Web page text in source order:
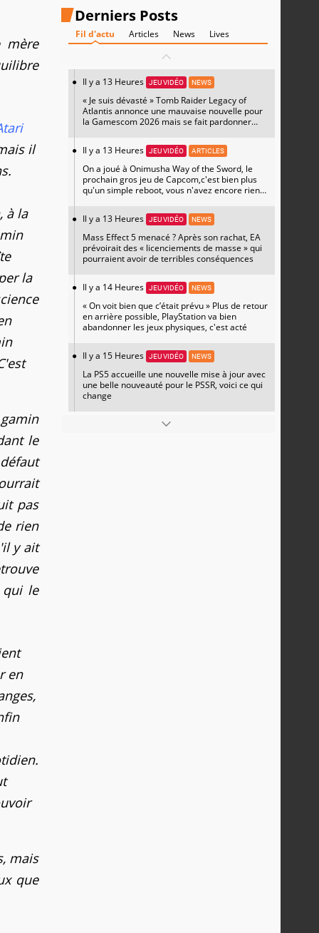
mère
il
à la
la
le
pas
rien
y ait
le
en
mais
que
Derniers Posts
Fil d'actu Articles News Lives
Il y a 13 Heures JEU VIDÉO NEWS
« Je suis dévasté » Tomb Raider Legacy of
Atlantis annonce une mauvaise nouvelle pour
la Gamescom 2026 mais se fait pardonner
Il y a 13 Heures
JEU VIDÉO ARTICLES
On a joué à Onimusha Way of the Sword, le
prochain gros jeu de Capcom,c'est bien plus
qu'un simple reboot, vous n'avez encore rien
Il y a 13 Heures
JEU VIDÉO NEWS
Mass Effect 5 menacé ? Après son rachat, EA
prévoirait des « licenciements de masse » qui
pourraient avoir de terribles conséquences
Il y a 14 Heures JEU VIDÉO NEWS
« On voit bien que c’était prévu » Plus de retour
en arrière possible, PlayStation va bien
abandonner les jeux physiques, c'est acté
Il y a 15 Heures JEU VIDÉO NEWS
La PS5 accueille une nouvelle mise à jour avec
une belle nouveauté pour le PSSR, voici ce qui
change